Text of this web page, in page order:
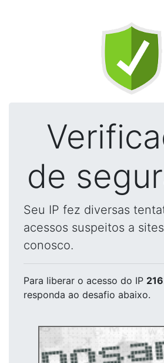
de
Seu IP fez diversas
acessos suspeitos a
conosco.
Para liberar o acesso do IP
responda ao desafio abaixo.